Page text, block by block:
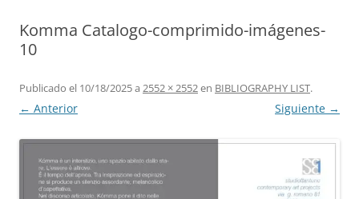
Komma Catalogo-comprimido-imágenes-
10
Publicado el 10/18/2025a 2552 × 2552en BIBLIOGRAPHY LIST.
← Anterior Siguiente →